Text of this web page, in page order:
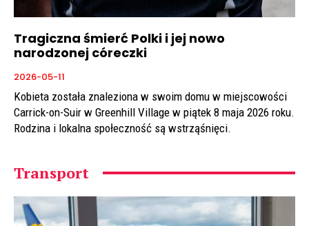
Tragiczna śmierć Polki i jej nowo
narodzonej córeczki
2026-05-11
Kobieta została znaleziona w swoim domu w miejscowości
Carrick-on-Suir w Greenhill Village w piątek 8 maja 2026 roku.
Rodzina i lokalna społeczność są wstrząśnięci.
Transport